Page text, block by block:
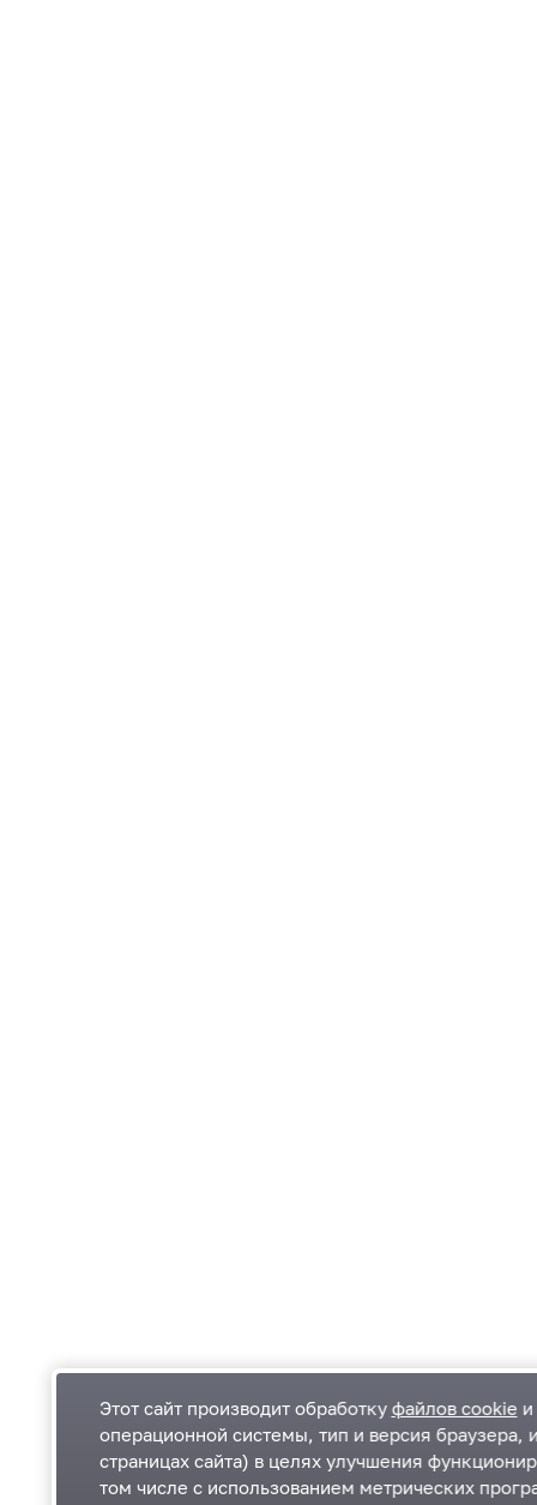
Одинцовский городской округ Московской
области
Этот сайт производит обработку файлов cookie
операционной системы, тип и версия браузера,
страницах сайта) в целях улучшения
том числе с использованием метрических